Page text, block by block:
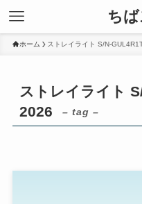
ち
ホーム ストレイライト S/N-
ストレイライト
2026
– tag –